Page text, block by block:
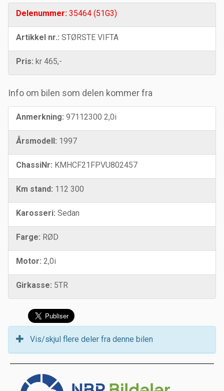
Delenummer: 35464 (51G3)
Artikkel nr.: STØRSTE VIFTA
Pris: kr 465,-
Info om bilen som delen kommer fra
Anmerkning: 97112300 2,0i
Årsmodell: 1997
ChassiNr: KMHCF21FPVU802457
Km stand: 112 300
Karosseri: Sedan
Farge: RØD
Motor: 2,0i
Girkasse: 5TR
Vis/skjul flere deler fra denne bilen